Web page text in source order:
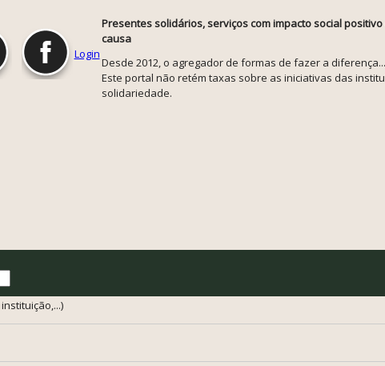
Login
Presentes solidários, serviços com impacto social
causa
Desde 2012, o agregador de formas de fazer a
Este portal não retém taxas sobre as iniciativas das
solidariedade.